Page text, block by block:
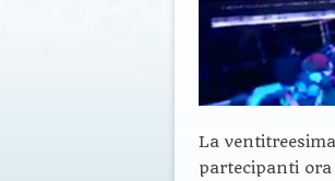
La
partecipanti